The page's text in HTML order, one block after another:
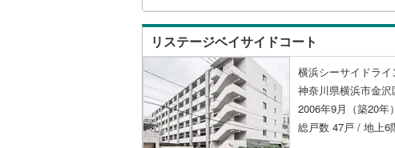
リステージベイサイドコート
横浜シーサイドラ
神奈川県横浜市金沢
2006年9月（築20年）
総戸数 47戸 / 地上6